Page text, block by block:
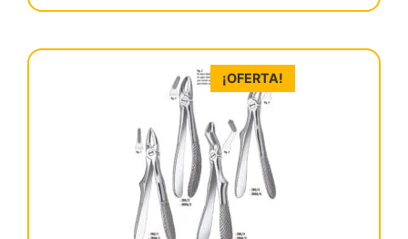
¡OFERTA!